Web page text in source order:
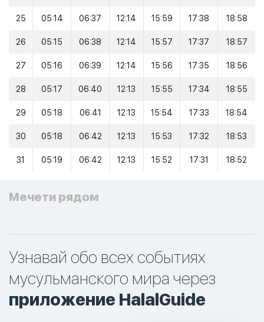
25 05:14 06:37 12:14 15:59 17:38 18:58
26 05:15 06:38 12:14 15:57 17:37 18:57
27 05:16 06:39 12:14 15:56 17:35 18:56
28 05:17 06:40 12:13 15:55 17:34 18:55
29 05:18 06:41 12:13 15:54 17:33 18:54
30 05:18 06:42 12:13 15:53 17:32 18:53
31 05:19 06:42 12:13 15:52 17:31 18:52
Мечети рядом
Узнавай обо всех событиях
мусульманского мира через
приложение HalalGuide